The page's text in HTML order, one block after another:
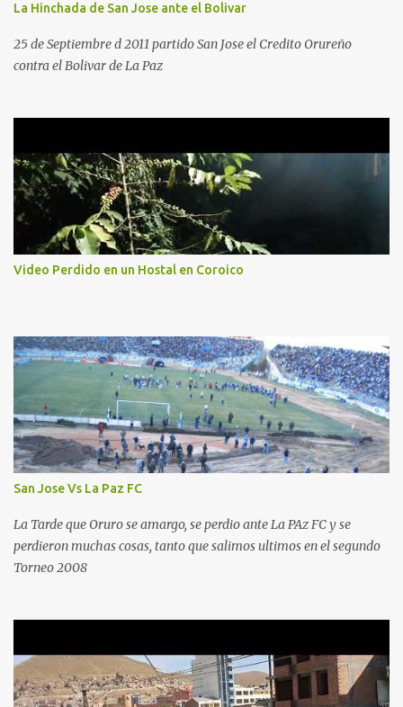
La Hinchada de San Jose ante el Bolivar
25 de Septiembre d 2011 partido San Jose el Credito Orureño
contra el Bolivar de La Paz
Video Perdido en un Hostal en Coroico
San Jose Vs La Paz FC
La Tarde que Oruro se amargo, se perdio ante La PAz FC y se
perdieron muchas cosas, tanto que salimos ultimos en el segundo
Torneo 2008